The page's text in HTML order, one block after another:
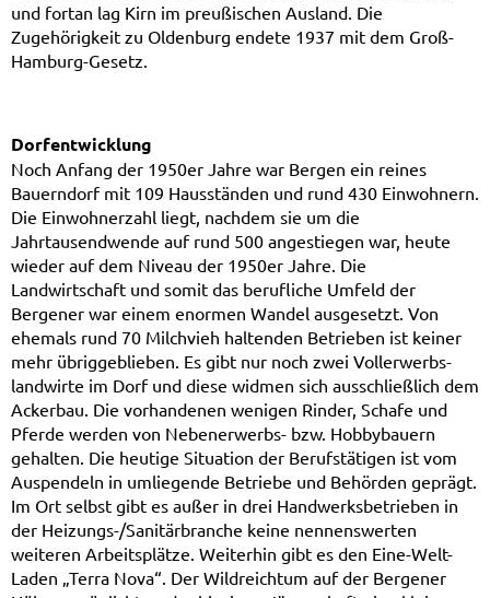
und fortan lag Kirn im preußischen Ausland. Die
Zugehörigkeit zu Oldenburg endete 1937 mit dem Groß-
Hamburg-Gesetz.
Dorfentwicklung
Noch Anfang der 1950er Jahre war Bergen ein reines
Bauerndorf mit 109 Hausständen und rund 430 Einwohnern.
Die Einwohnerzahl liegt, nachdem sie um die
Jahrtausendwende auf rund 500 ange­stiegen war, heute
wieder auf dem Niveau der 1950er Jahre. Die
Landwirtschaft und somit das berufliche Umfeld der
Bergener war einem enormen Wandel ausgesetzt. Von
ehemals rund 70 Milchvieh haltenden Betrieben ist keiner
mehr übriggeblieben. Es gibt nur noch zwei Vollerwerbs­
landwirte im Dorf und diese widmen sich ausschließlich dem
Ackerbau. Die vorhandenen wenigen Rinder, Schafe und
Pferde werden von Nebenerwerbs- bzw. Hobbybauern
gehalten. Die heutige Situation der Berufstätigen ist vom
Auspendeln in umliegende Betriebe und Behörden geprägt.
Im Ort selbst gibt es außer in drei Handwerks­betrieben in
der Heizungs-/Sanitärbranche keine nennenswerten
weiteren Arbeits­plätze. Weiterhin gibt es den Eine-Welt-
Laden „Terra Nova“. Der Wildreichtum auf der Bergener